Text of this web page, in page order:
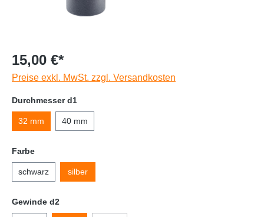
15,00 €*
Preise exkl. MwSt. zzgl. Versandkosten
Durchmesser d1
32 mm 40 mm
Farbe
schwarz silber
Gewinde d2